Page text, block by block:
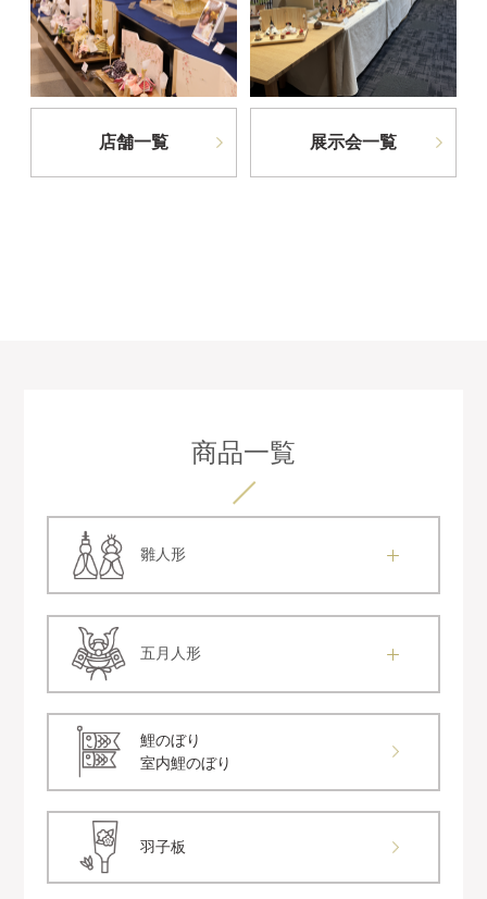
店舗一覧 展示会一覧
商品一覧
雛人形
五月人形
鯉のぼり
室内鯉のぼり
羽子板